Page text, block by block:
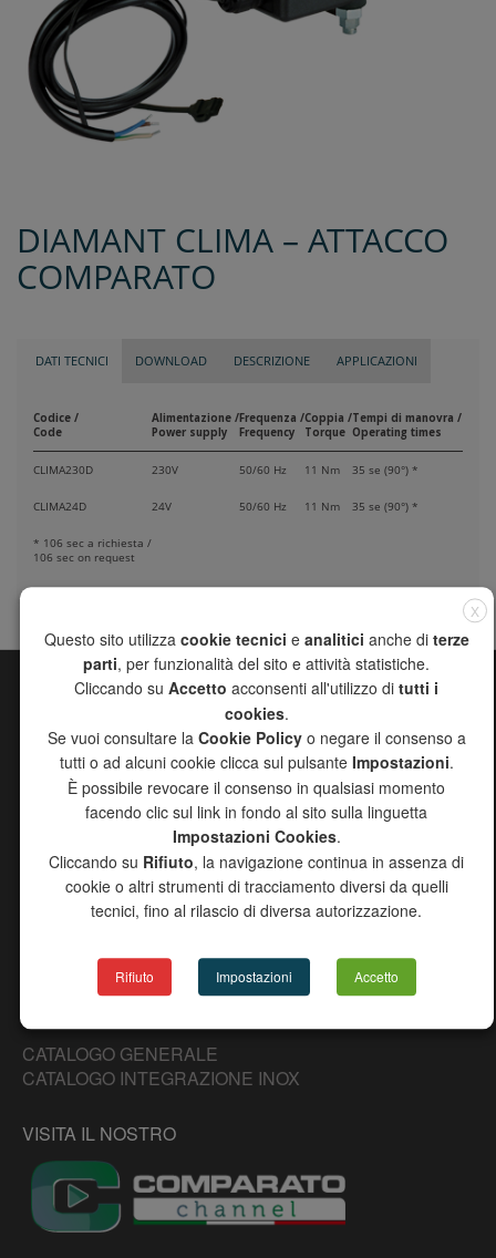
DIAMANT CLIMA – ATTACCO
COMPARATO
DATI TECNICI DOWNLOAD DESCRIZIONE APPLICAZIONI
Codice /
Code
Alimentazione /
Power supply
Frequenza /
Frequency
Coppia /
Torque
Tempi di manovra /
Operating times
CLIMA230D 230V 50/60 Hz 11 Nm 35 se (90°) *
CLIMA24D 24V 50/60 Hz 11 Nm 35 se (90°) *
* 106 sec a richiesta /
106 sec on request
CHANNEL
AZIENDA
PRODOTTI
RICERCA AGENTI
PROGETTO 2000
NEWS
CONTATTI
INFORMATIVA EROGAZIONI PUBBLICHE 2024
CATALOGO PRODOTTI
CATALOGO GENERALE
CATALOGO INTEGRAZIONE INOX
VISITA IL NOSTRO
X
Questo sito utilizza cookie tecnici e analitici anche di terze
parti, per funzionalità del sito e attività statistiche.
Cliccando su Accetto acconsenti all'utilizzo di tutti i
cookies.
Se vuoi consultare la Cookie Policyo negare il consenso a
tutti o ad alcuni cookie clicca sul pulsante Impostazioni.
È possibile revocare il consenso in qualsiasi momento
facendo clic sul link in fondo al sito sulla linguetta
Impostazioni Cookies.
Cliccando su Rifiuto, la navigazione continua in assenza di
cookie o altri strumenti di tracciamento diversi da quelli
tecnici, fino al rilascio di diversa autorizzazione.
Rifiuto Impostazioni Accetto